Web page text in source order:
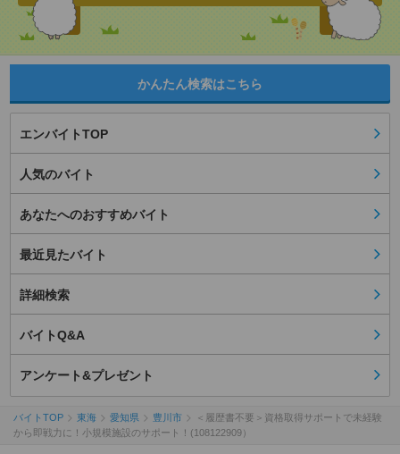
かんたん検索はこちら
エンバイトTOP
人気のバイト
あなたへのおすすめバイト
最近見たバイト
詳細検索
バイトQ&A
アンケート&プレゼント
バイトTOP 東海 愛知県 豊川市
＜履歴書不要＞資格取得サポートで未経験
から即戦力に！小規模施設のサポート！(108122909）